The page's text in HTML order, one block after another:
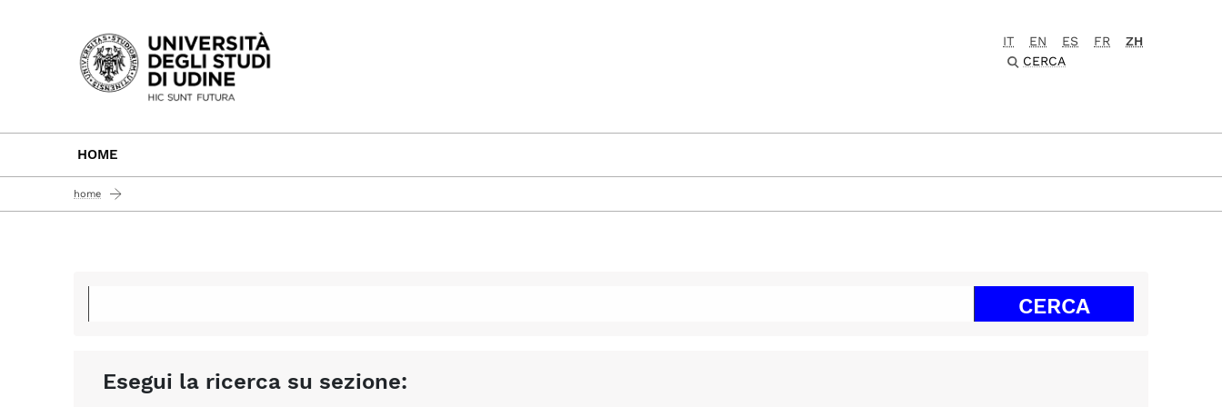
Passa al contenuto principale
IT EN ES FR
ZH
CERCA
HOME
home
Esegui la ricerca su sezione: